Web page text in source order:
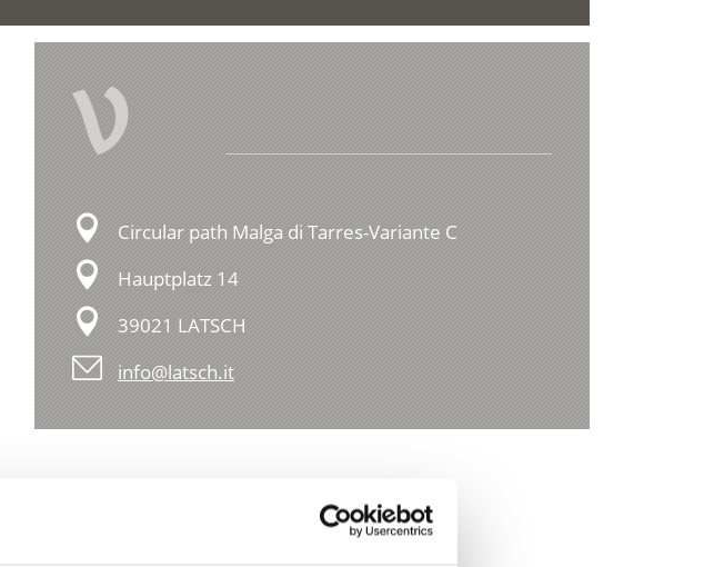
V
Circular path Malga di Tarres-Variante C
Hauptplatz 14
39021 LATSCH
info@latsch.it